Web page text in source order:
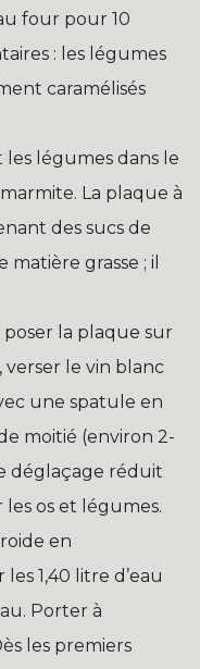
four pour 10
: les légumes
caramélisés
les légumes dans le
La plaque à
des sucs de
grasse ; il
poser la plaque sur
verser le vin blanc
une spatule en
moitié (environ 2-
déglaçage réduit
os et légumes.
en
1,40 litre d’eau
Porter à
les premiers